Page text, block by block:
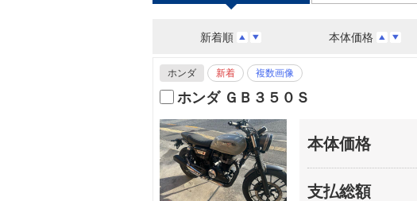
新着順 本体価格
ホンダ 新着 複数画像
ホンダ ＧＢ３５０Ｓ
本体価格
支払総額